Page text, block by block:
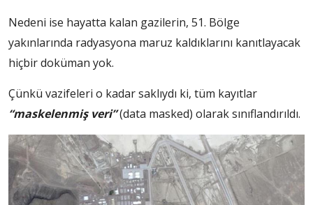
Nedeni ise hayatta kalan gazilerin, 51. Bölge
yakınlarında radyasyona maruz kaldıklarını kanıtlayacak
hiçbir doküman yok.
Çünkü vazifeleri o kadar saklıydı ki, tüm kayıtlar
“maskelenmiş veri”(data masked) olarak sınıflandırıldı.